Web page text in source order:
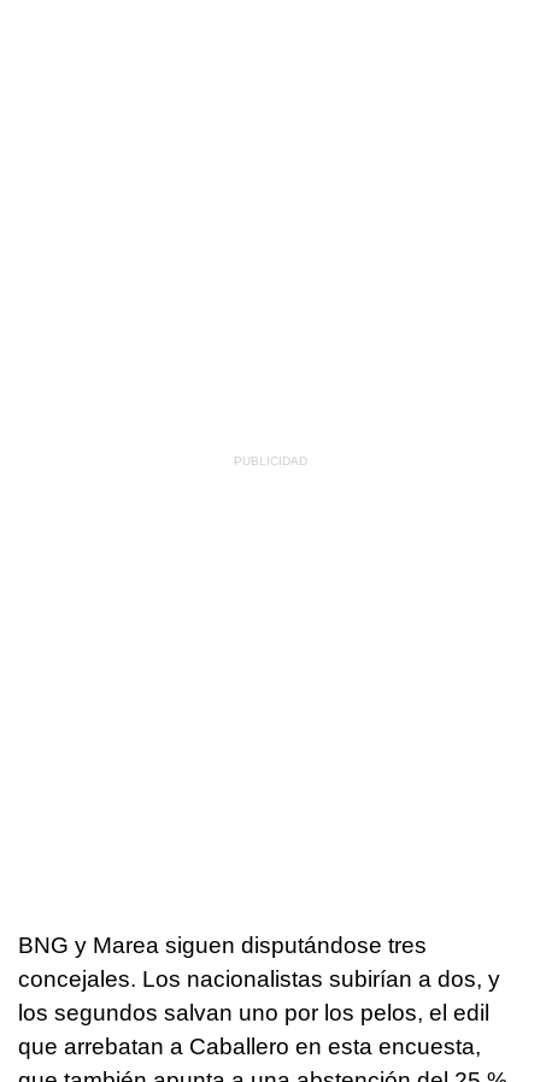
BNG y Marea siguen disputándose tres
concejales. Los nacionalistas subirían a dos, y
los segundos salvan uno por los pelos, el edil
que arrebatan a Caballero en esta encuesta,